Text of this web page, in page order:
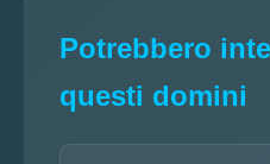
Potrebbero
questi domini